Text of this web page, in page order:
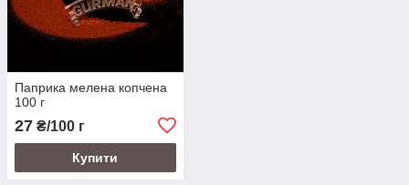
Паприка мелена копчена
100 г
27 ₴/100 г
Купити